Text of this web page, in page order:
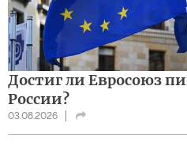
Достиг ли Евросоюз
России?
03.08.2026